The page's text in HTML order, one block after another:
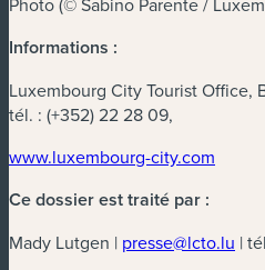
Informations :
Luxembourg City Tourist Office,
tél. : (+352) 22 28 09,
www.luxembourg-city.com
Ce dossier est traité par :
Mady Lutgen | presse@lcto.lu |